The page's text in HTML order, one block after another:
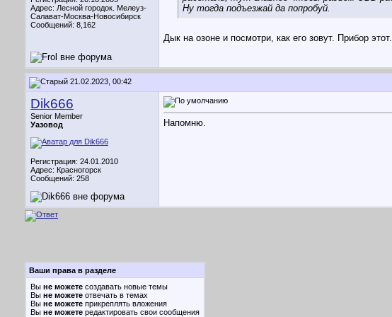
Адрес: Лесной городок. Мелеуз-
Салават-Москва-Новосибирск
Сообщений: 8,162
Ну тогда подъезжай да попробуй.
Дык на озоне и посмотри, как его зовут. Прибор этот.
21.02.2023, 00:42
Dik666
Senior Member
Уазовод
Регистрация: 24.01.2010
Адрес: Красногорск
Сообщений: 258
Напомню.
Ваши права в разделе
Вы не можете создавать новые темы
Вы не можете отвечать в темах
Вы не можете прикреплять вложения
Вы не можете редактировать свои сообщения